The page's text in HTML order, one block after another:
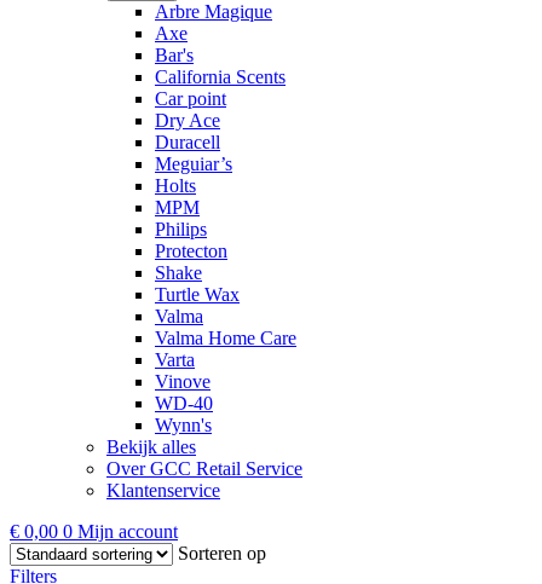
Arbre Magique
Axe
Bar's
California Scents
Car point
Dry Ace
Duracell
Meguiar’s
Holts
MPM
Philips
Protecton
Shake
Turtle Wax
Valma
Valma Home Care
Varta
Vinove
WD-40
Wynn's
Bekijk alles
Over GCC Retail Service
Klantenservice
€ 0,00 0 Mijn account
Sorteren op
Filters